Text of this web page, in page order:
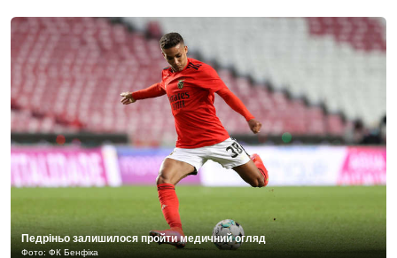
Педріньо залишилося пройти медичний огляд
Фото: ФК Бенфіка